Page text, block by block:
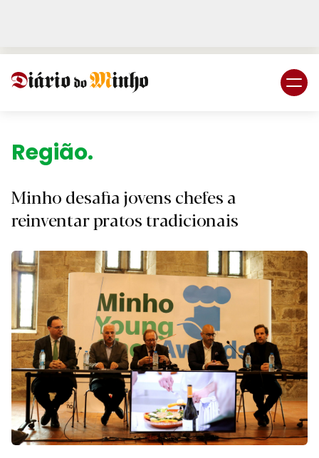
Região.
Minho desafia jovens chefes a
reinventar pratos tradicionais